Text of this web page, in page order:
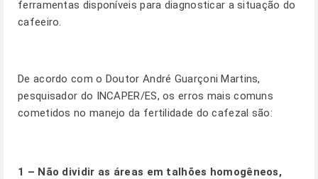
ferramentas disponíveis para diagnosticar a situação do
cafeeiro.
De acordo com o Doutor André Guarçoni Martins,
pesquisador do INCAPER/ES, os erros mais comuns
cometidos no manejo da fertilidade do cafezal são:
1 – Não dividir as áreas em talhões homogêneos,